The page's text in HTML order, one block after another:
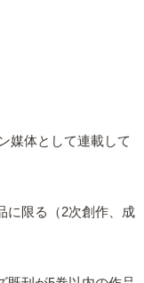
媒体として連載して
に限る（2次創作、成